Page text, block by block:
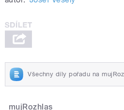
Všechny díly pořadu na
mujRozhlas